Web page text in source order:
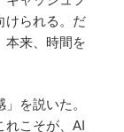
られる。だ
本来、時間を
を説いた。
れこそが、AI